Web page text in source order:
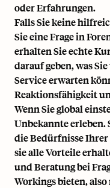
oder Erfahrungen.
Falls Sie keine
Sie eine Frage in
erhalten Sie echte
darauf geben, was
Service erwarten
Reaktionsfähigkeit
Wenn Sie global
Unbekannte erleben.
die Bedürfnisse
sie alle Vorteile
und Beratung bei
Workings bieten,